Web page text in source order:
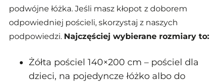
podwójne łóżka. Jeśli masz kłopot z doborem
odpowiedniej pościeli, skorzystaj z naszych
podpowiedzi. Najczęściej wybierane rozmiary to:
Żółta pościel 140×200 cm – pościel dla
dzieci, na pojedyncze łóżko albo do